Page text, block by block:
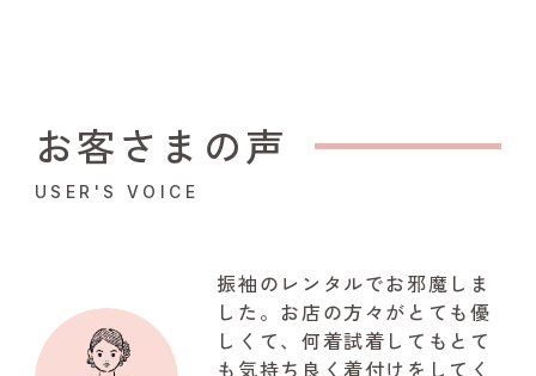
お客さまの声
USER'S VOICE
振袖のレンタルでお邪魔しま
した。お店の方々がとても優
しくて、何着試着してもとて
も気持ち良く着付けをしてく